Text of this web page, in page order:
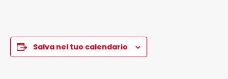
Salva nel tuo calendario